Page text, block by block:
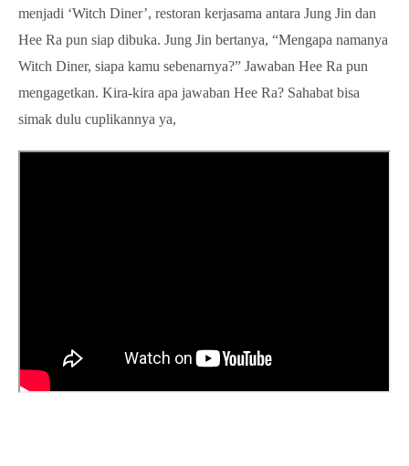
menjadi ‘Witch Diner’, restoran kerjasama antara Jung Jin dan
Hee Ra pun siap dibuka. Jung Jin bertanya, “Mengapa namanya
Witch Diner, siapa kamu sebenarnya?” Jawaban Hee Ra pun
mengagetkan. Kira-kira apa jawaban Hee Ra? Sahabat bisa
simak dulu cuplikannya ya,